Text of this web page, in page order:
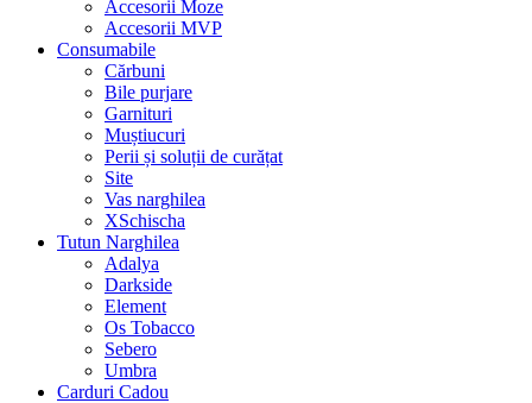
Accesorii Moze
Accesorii MVP
Consumabile
Cărbuni
Bile purjare
Garnituri
Muștiucuri
Perii și soluții de curățat
Site
Vas narghilea
XSchischa
Tutun Narghilea
Adalya
Darkside
Element
Os Tobacco
Sebero
Umbra
Carduri Cadou